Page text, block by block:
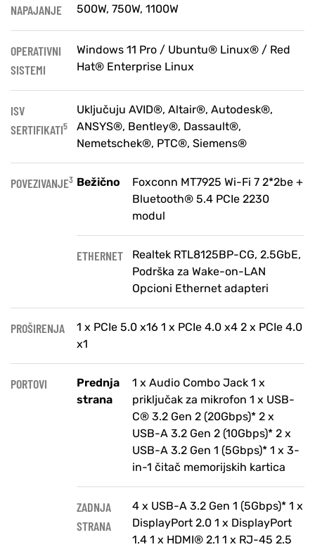
NAPAJANJE 500W, 750W, 1100W
OPERATIVNI
SISTEMI
Windows 11 Pro / Ubuntu® Linux® / Red
Hat® Enterprise Linux
ISV
SERTIFIKATI5
Uključuju AVID®, Altair®, Autodesk®,
ANSYS®, Bentley®, Dassault®,
Nemetschek®, PTC®, Siemens®
POVEZIVANJE3 Bežično
Foxconn MT7925 Wi-Fi 7 2*2be +
Bluetooth® 5.4 PCIe 2230
modul
ETHERNET
Realtek RTL8125BP-CG, 2.5GbE,
Podrška za Wake-on-LAN
Opcioni Ethernet adapteri
PROŠIRENJA
1 x PCIe 5.0 x16 1 x PCIe 4.0 x4 2 x PCIe 4.0
x1
PORTOVI
Prednja
strana
1 x Audio Combo Jack 1 x
priključak za mikrofon 1 x USB-
C® 3.2 Gen 2 (20Gbps)* 2 x
USB-A 3.2 Gen 2 (10Gbps)* 2 x
USB-A 3.2 Gen 1 (5Gbps)* 1 x 3-
in-1 čitač memorijskih kartica
ZADNJA
STRANA
4 x USB-A 3.2 Gen 1 (5Gbps)* 1 x
DisplayPort 2.0 1 x DisplayPort
1.4 1 x HDMI® 2.1 1 x RJ-45 2.5